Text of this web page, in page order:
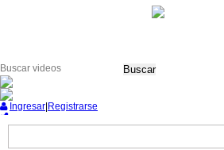
Buscar
Ingresar Registrarse